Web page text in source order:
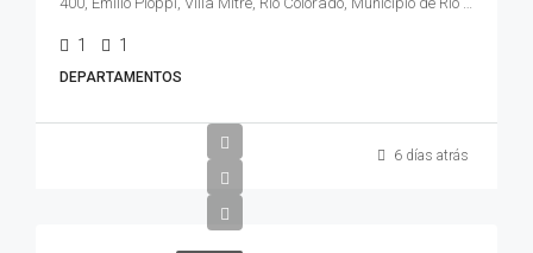
1 1
DEPARTAMENTOS
6 días atrás